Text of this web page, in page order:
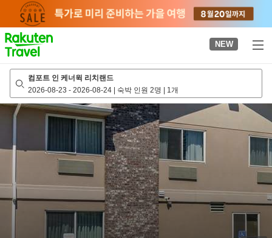
page
NEW
컴포트 인 케너윅 리치랜드
2026-08-23 - 2026-08-24 | 숙박 인원 2명 | 1개